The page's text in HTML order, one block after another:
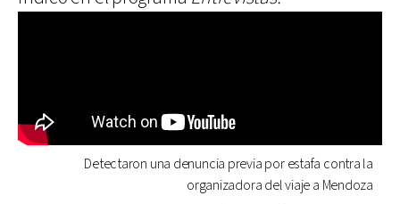
Detectaron una denuncia previa por estafa contra la
organizadora del viaje a Mendoza